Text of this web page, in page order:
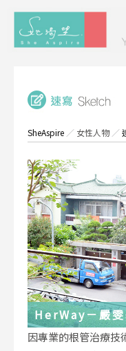
SheAspire ／ 女性人物／
HerWay－嚴
小確幸
因專業的根管治療技